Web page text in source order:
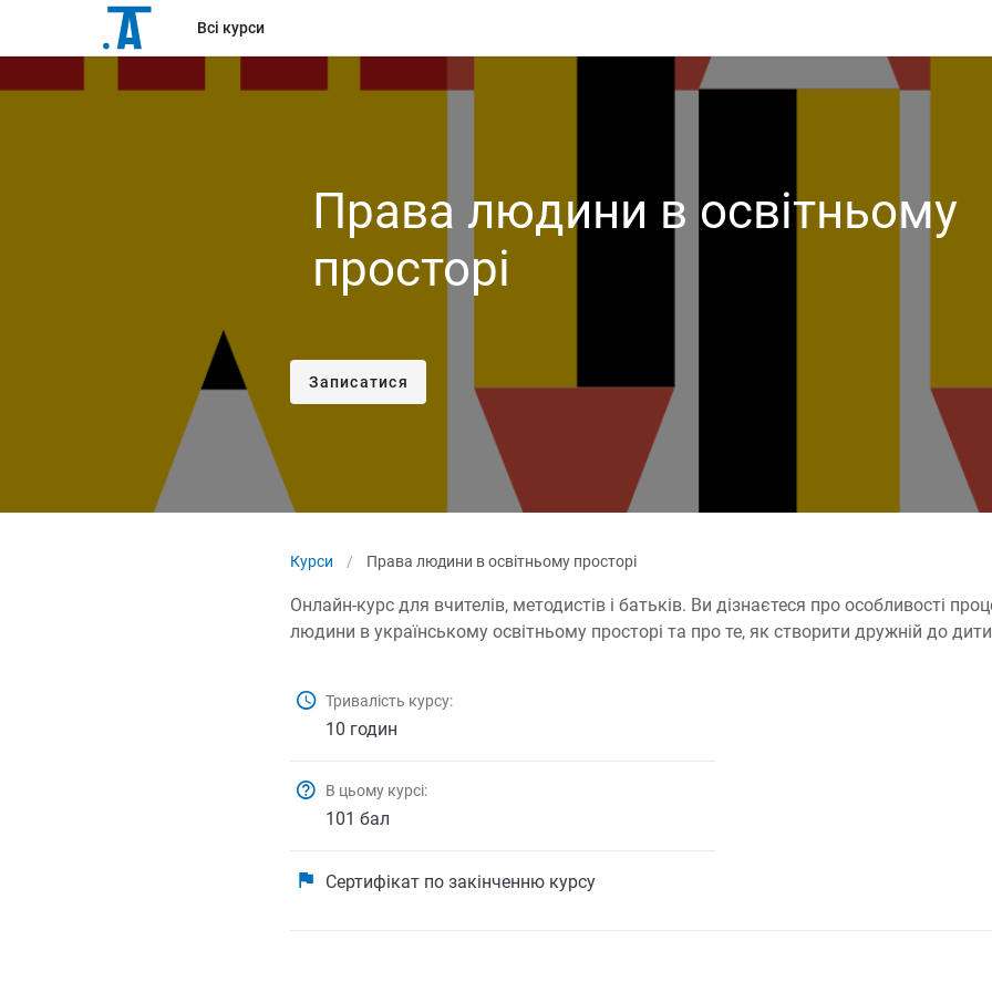
Всі курси
Права людини в освітньому
просторі
Записатися
Курси / Права людини в освітньому просторі
Онлайн-курс для вчителів, методистів і батьків. Ви дізнаєтеся про особливості
людини в українському освітньому просторі та про те, як створити дружній до
Тривалість курсу:
10 годин
В цьому курсі:
101 бал
Сертифікат по закінченню курсу